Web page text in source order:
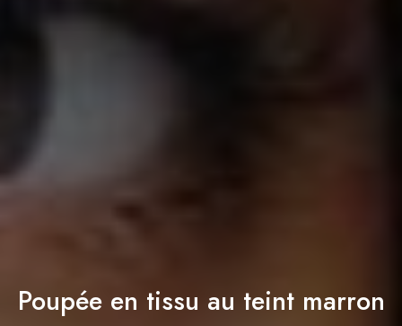
Poupée en tissu au teint marron